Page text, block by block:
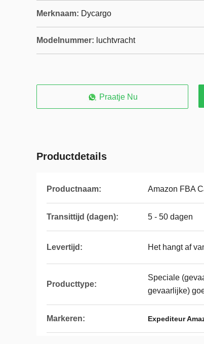
Merknaam: Dycargo
Modelnummer: luchtvracht
Praatje Nu
Productdetails
Productnaam: Amazon FBA
Transittijd (dagen): 5 - 50 dagen
Levertijd: Het hangt af
Producttype:
Speciale
gevaarlijke)
Markeren: Expediteur